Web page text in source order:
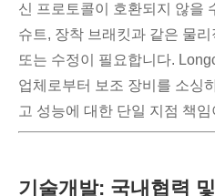
신 프로토콜이 호환되지 않을
슈트, 장착 브래킷과 같은 물
또는 수정이 필요합니다.
업체로부터 보조 장비를 소싱
고 성능에 대한 단일 지점 책
기술개발: 국내협력